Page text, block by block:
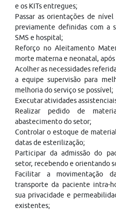
e os KITs entregues;
Passar as orientações de
previamente definidas com a
SMS e hospital;
Reforço no Aleitamento
morte materna e neonatal,
Acolher as necessidades
a equipe supervisão para
melhoria do serviço se possível;
Executar atividades
Realizar pedido de
abastecimento do setor;
Controlar o estoque de
datas de esterilização;
Participar da admissão do
setor, recebendo e orientando
Facilitar a movimentação
transporte da paciente intra-
sua privacidade e
existentes;